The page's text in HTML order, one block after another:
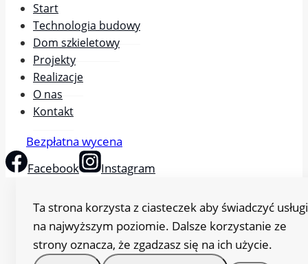
Start
Technologia budowy
Dom szkieletowy
Projekty
Realizacje
O nas
Kontakt
Bezpłatna wycena
Facebook
Instagram
Ta strona korzysta z ciasteczek aby świadczyć usługi
na najwyższym poziomie. Dalsze korzystanie ze
strony oznacza, że zgadzasz się na ich użycie.